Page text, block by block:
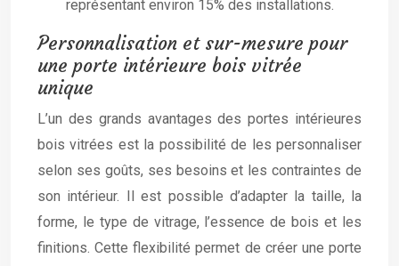
représentant environ 15% des installations.
Personnalisation et sur-mesure pour
une porte intérieure bois vitrée
unique
L’un des grands avantages des portes intérieures
bois vitrées est la possibilité de les personnaliser
selon ses goûts, ses besoins et les contraintes de
son intérieur. Il est possible d’adapter la taille, la
forme, le type de vitrage, l’essence de bois et les
finitions. Cette flexibilité permet de créer une porte